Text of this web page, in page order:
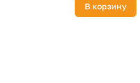
В корзину